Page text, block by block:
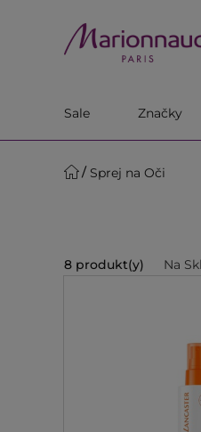
Sale Značky
Sprej na Oči
8 produkt(y) Na